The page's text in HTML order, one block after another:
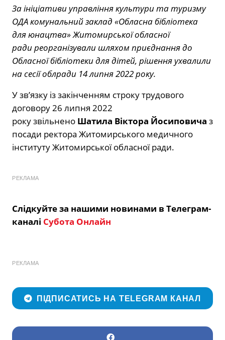
За ініціативи управління культури та туризму
ОДА комунальний заклад «Обласна бібліотека
для юнацтва» Житомирської обласної
ради реорганізували шляхом приєднання до
Обласної бібліотеки для дітей, рішення ухвалили
на сесії облради 14 липня 2022 року.
У зв’язку із закінченням строку трудового
договору 26 липня 2022
року звільнено Шатила Віктора Йосиповича з
посади ректора Житомирського медичного
інституту Житомирської обласної ради.
РЕКЛАМА
Слідкуйте за нашими новинами в Телеграм-
каналі Субота Онлайн
РЕКЛАМА
ПІДПИСАТИСЬ НА TELEGRAM КАНАЛ